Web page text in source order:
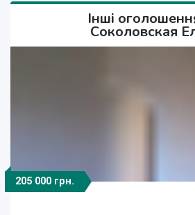
Інші
Соколовская
205 000 грн.